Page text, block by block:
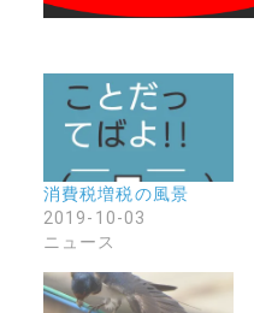
消費税増税の風景
2019-10-03
ニュース